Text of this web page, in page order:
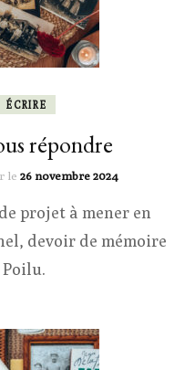
ÉCRIRE
répondre
le 26 novembre 2024
projet à mener en
devoir de mémoire